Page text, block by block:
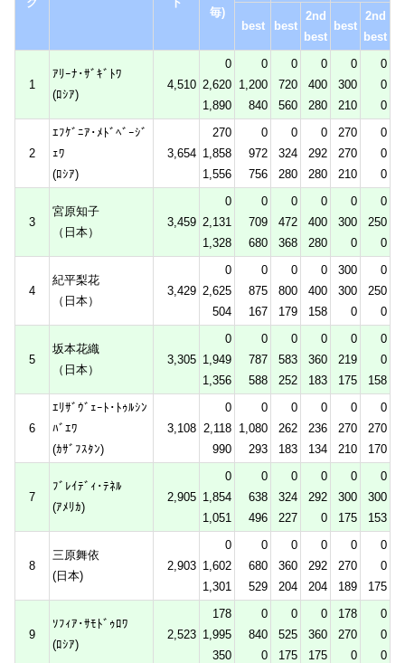
毎)
best
best
2nd
best
best
2nd
best
1
ｱﾘｰﾅ･ｻﾞｷﾞﾄﾜ
(ﾛｼｱ)
4,510
0
2,620
1,890
0
1,200
840
0
720
560
0
400
280
0
300
210
0
0
0
2
ｴﾌｹﾞﾆｱ･ﾒﾄﾞﾍﾞｰｼﾞ
ｪﾜ
(ﾛｼｱ)
3,654
270
1,858
1,556
0
972
756
0
324
280
0
292
280
270
270
210
0
0
0
3
宮原知子
（日本）
3,459
0
2,131
1,328
0
709
680
0
472
368
0
400
280
0
300
0
0
250
0
4
紀平梨花
（日本）
3,429
0
2,625
504
0
875
167
0
800
179
0
400
158
300
300
0
0
250
0
5
坂本花織
（日本）
3,305
0
1,949
1,356
0
787
588
0
583
252
0
360
183
0
219
175
0
0
158
6
ｴﾘｻﾞｳﾞｪｰﾄ･ﾄｩﾙｼﾝ
ﾊﾞｴﾜ
(ｶｻﾞﾌｽﾀﾝ)
3,108
0
2,118
990
0
1,080
293
0
262
183
0
236
134
0
270
210
0
270
170
7
ﾌﾞﾚｲﾃﾞｨ･ﾃﾈﾙ
(ｱﾒﾘｶ)
2,905
0
1,854
1,051
0
638
496
0
324
227
0
292
0
0
300
175
0
300
153
8
三原舞依
(日本)
2,903
0
1,602
1,301
0
680
529
0
360
204
0
292
204
0
270
189
0
0
175
9
ｿﾌｨｱ･ｻﾓﾄﾞｩﾛﾜ
(ﾛｼｱ)
2,523
178
1,995
350
0
840
0
0
525
175
0
360
175
178
270
0
0
0
0